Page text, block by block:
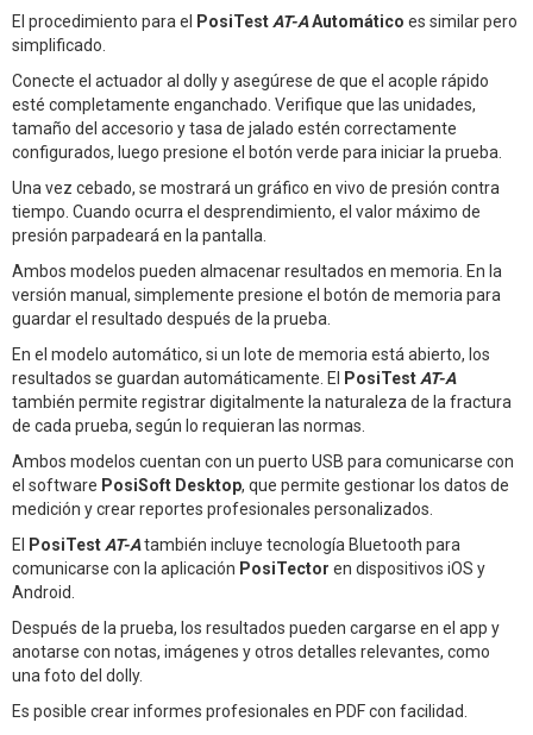
El procedimiento para el PosiTest AT-AAutomático es similar pero
simplificado.
Conecte el actuador al dolly y asegúrese de que el acople rápido
esté completamente enganchado. Verifique que las unidades,
tamaño del accesorio y tasa de jalado estén correctamente
configurados, luego presione el botón verde para iniciar la prueba.
Una vez cebado, se mostrará un gráfico en vivo de presión contra
tiempo. Cuando ocurra el desprendimiento, el valor máximo de
presión parpadeará en la pantalla.
Ambos modelos pueden almacenar resultados en memoria. En la
versión manual, simplemente presione el botón de memoria para
guardar el resultado después de la prueba.
En el modelo automático, si un lote de memoria está abierto, los
resultados se guardan automáticamente. El PosiTest AT-A
también permite registrar digitalmente la naturaleza de la fractura
de cada prueba, según lo requieran las normas.
Ambos modelos cuentan con un puerto USB para comunicarse con
el software PosiSoft Desktop, que permite gestionar los datos de
medición y crear reportes profesionales personalizados.
El PosiTest AT-Atambién incluye tecnología Bluetooth para
comunicarse con la aplicación PosiTector en dispositivos iOS y
Android.
Después de la prueba, los resultados pueden cargarse en el app y
anotarse con notas, imágenes y otros detalles relevantes, como
una foto del dolly.
Es posible crear informes profesionales en PDF con facilidad.